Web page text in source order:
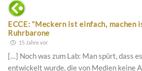
ECCE: “Meckern ist einfach, machen
Ruhrbarone
15 Jahre vor
[…] Noch was zum Lab: Man spürt, dass
entwickelt wurde, die von Medien keine